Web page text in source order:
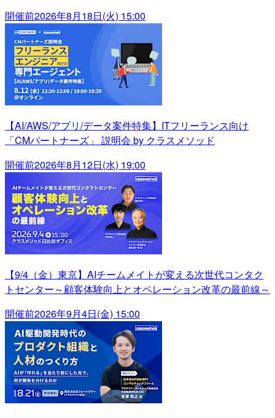
開催前2026年8月18日(火) 15:00
【AI/AWS/アプリ/データ案件特集】ITフリーランス向け
「CMパートナーズ」 説明会 by クラスメソッド
開催前2026年8月12日(水) 19:00
【9/4（金）東京】AIチームメイトが変える次世代コンタク
トセンター～顧客体験向上とオペレーション改革の最前線～
開催前2026年9月4日(金) 15:00